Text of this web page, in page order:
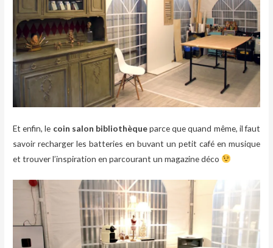
Et enfin, le coin salon bibliothèqueparce que quand même, il faut
savoir recharger les batteries en buvant un petit café en musique
et trouver l’inspiration en parcourant un magazine déco